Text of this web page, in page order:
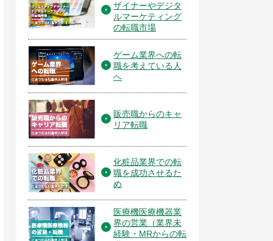
ザイナーやデジタ
ルマーケティング
の転職市場
ゲーム業界への転
職を考えている人
へ
販売職からのキャ
リア転職
化粧品業界での転
職を成功させるた
め
医療機医療機器業
界の営業（業界未
経験・MRからの転